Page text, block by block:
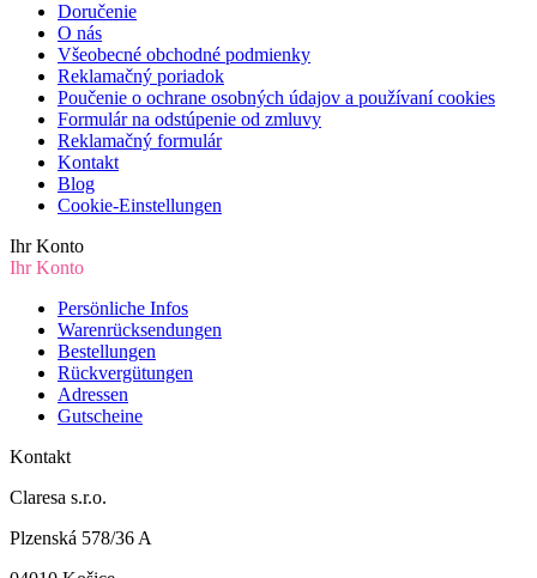
Doručenie
O nás
Všeobecné obchodné podmienky
Reklamačný poriadok
Poučenie o ochrane osobných údajov a používaní cookies
Formulár na odstúpenie od zmluvy
Reklamačný formulár
Kontakt
Blog
Cookie-Einstellungen
Ihr Konto
Ihr Konto
Persönliche Infos
Warenrücksendungen
Bestellungen
Rückvergütungen
Adressen
Gutscheine
Kontakt
Claresa s.r.o.
Plzenská 578/36 A